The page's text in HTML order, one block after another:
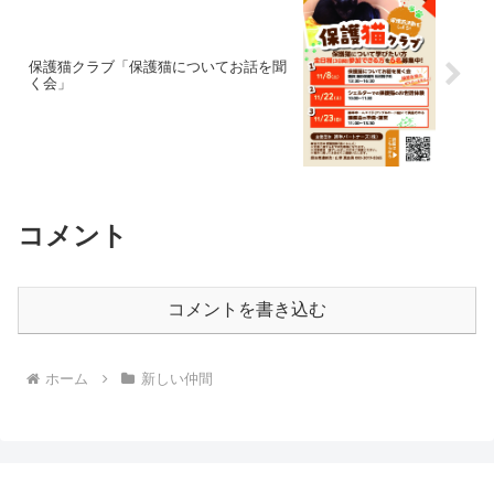
保護猫クラブ「保護猫についてお話を聞
く会」
コメント
コメントを書き込む
ホーム 新しい仲間